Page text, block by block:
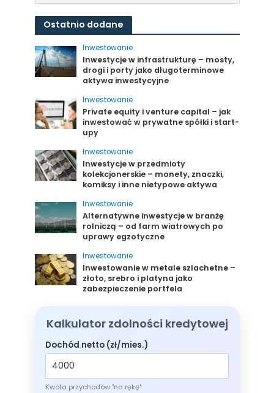
Ostatnio dodane
Inwestowanie
Inwestycje w infrastrukturę – mosty,
drogi i porty jako długoterminowe
aktywa inwestycyjne
Inwestowanie
Private equity i venture capital – jak
inwestować w prywatne spółki i start-
upy
Inwestowanie
Inwestycje w przedmioty
kolekcjonerskie – monety, znaczki,
komiksy i inne nietypowe aktywa
Inwestowanie
Alternatywne inwestycje w branżę
rolniczą – od farm wiatrowych po
uprawy egzotyczne
Inwestowanie
Inwestowanie w metale szlachetne –
złoto, srebro i platyna jako
zabezpieczenie portfela
Kalkulator zdolności kredytowej
Dochód netto (zł/mies.)
Kwota przychodów "na rękę"